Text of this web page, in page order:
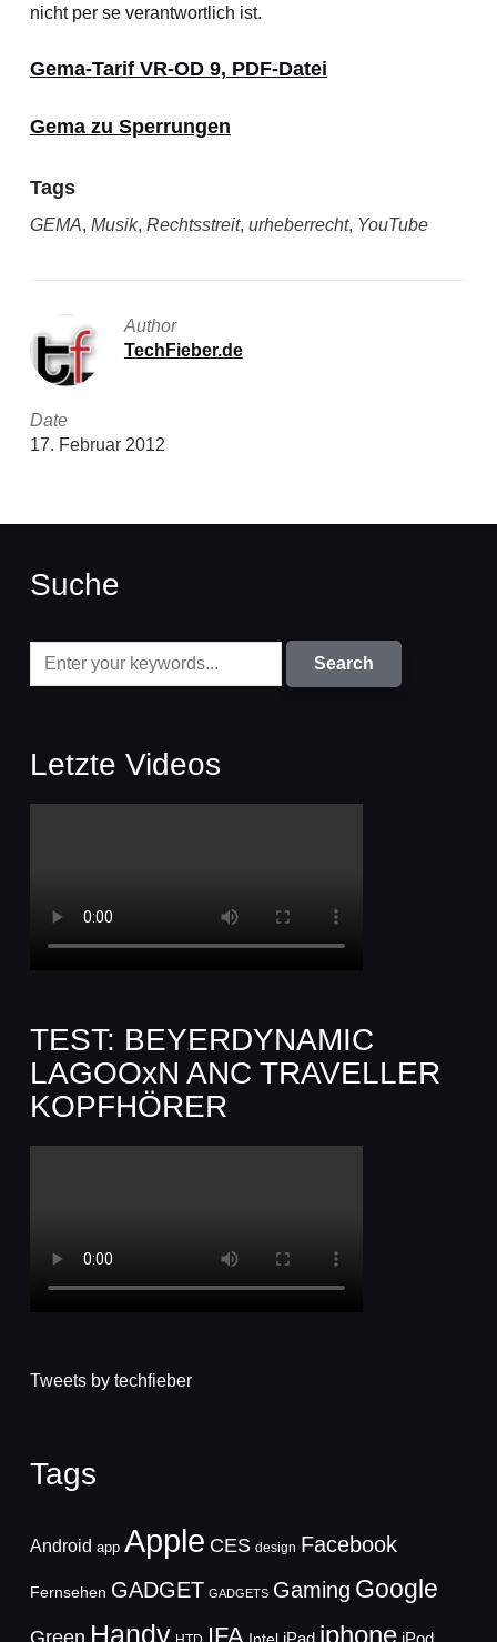
nicht per se verantwortlich ist.
Gema-Tarif VR-OD 9, PDF-Datei
Gema zu Sperrungen
Tags
GEMA, Musik, Rechtsstreit, urheberrecht, YouTube
Author
TechFieber.de
Date
17. Februar 2012
Suche
Letzte Videos
TEST: BEYERDYNAMIC
LAGOOxN ANC TRAVELLER
KOPFHÖRER
Tweets by techfieber
Tags
Android app Apple CES design Facebook
Fernsehen GADGET GADGETS Gaming Google
Green Handy IFA iPad iphone